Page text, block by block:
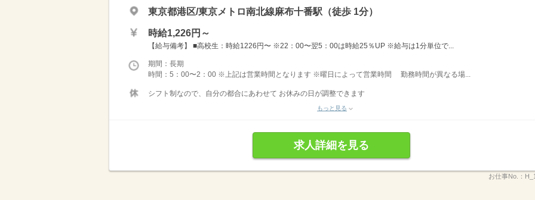
東京都港区/東京メトロ南北線麻布十番駅（徒歩 1分）
時給1,226円～
【給与備考】 ■高校生：時給1226円〜 ※22：00〜翌5：00は時給25％UP ※給与は1分単位で...
期間：長期
時間：5：00〜2：00 ※上記は営業時間となります ※曜日によって営業時間 勤務時間が異なる場...
シフト制なので、自分の都合にあわせて お休みの日が調整できます
もっと見る
求人詳細を見る
お仕事No.：